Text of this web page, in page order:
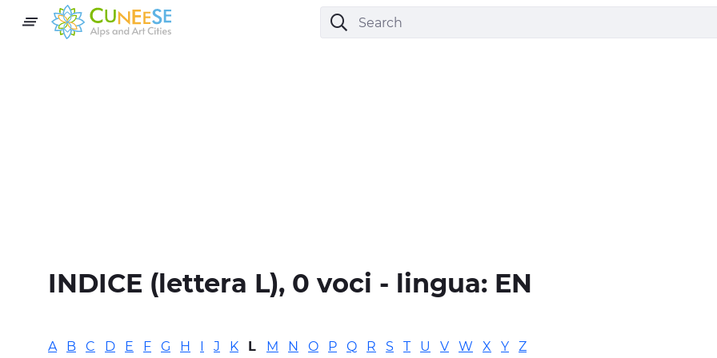
INDICE (lettera L), 0 voci - lingua: EN
A B C D E F G H I J K L M N O P Q R S T U V W X Y Z